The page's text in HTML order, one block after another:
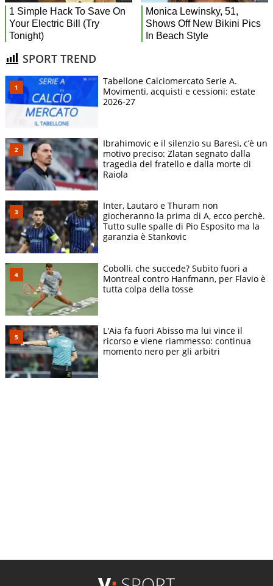
SPORT TREND
Tabellone Calciomercato Serie A.
Movimenti, acquisti e cessioni: estate
2026-27
Ibrahimovic e il silenzio su Baresi, c’è un
motivo preciso: Zlatan segnato dalla
tragedia del fratello e dalla morte di
Raiola
Inter, Lautaro e Thuram non
giocheranno la prima di A, ecco perchè.
Tutto sulle spalle di Pio Esposito ma la
garanzia è Stankovic
Cobolli, che succede? Subito fuori a
Montreal contro Hanfmann, per Flavio è
tutta colpa della tosse
L'Aia fa fuori Abisso ma lui vince il
ricorso e viene riammesso: continua
momento nero per gli arbitri